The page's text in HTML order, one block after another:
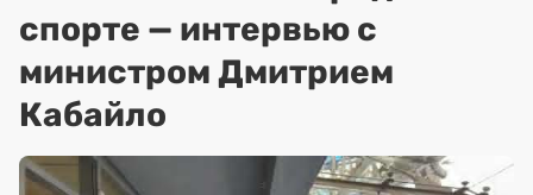
спорте — интервью с
министром Дмитрием
Кабайло